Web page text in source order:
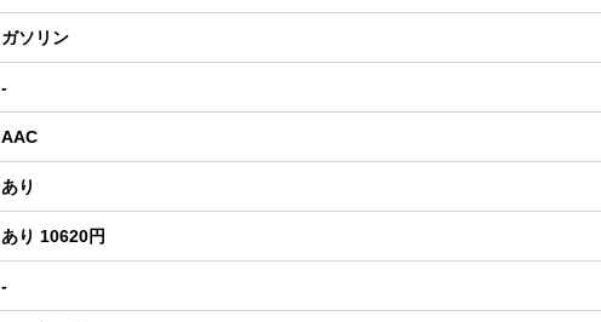
ガソリン
-
AAC
あり
あり 10620円
-